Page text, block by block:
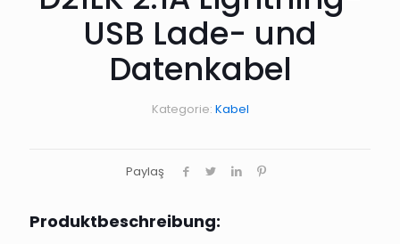
USB Lade- und
Datenkabel
Kategorie: Kabel
Paylaş
Produktbeschreibung: